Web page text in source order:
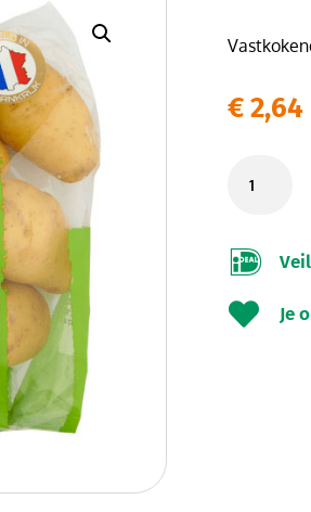
€2,64

 Je